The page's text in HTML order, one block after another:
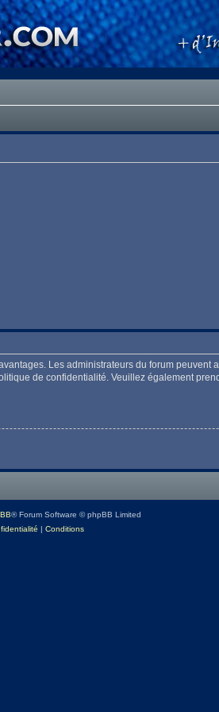
Les administrateurs du forum
de confidentialité. Veuillez également
® Forum Software © phpBB Limited
| Conditions